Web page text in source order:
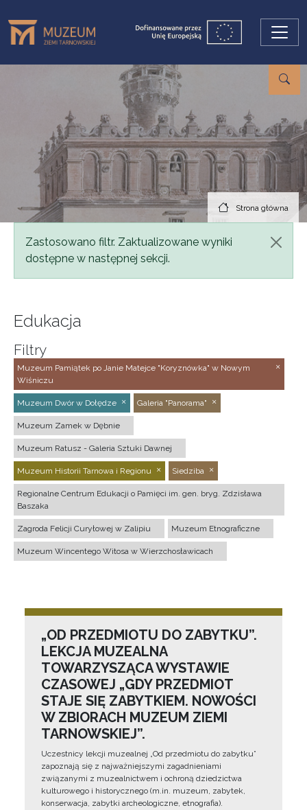
Strona główna
Komunikat
Zastosowano filtr. Zaktualizowane wyniki
dostępne w następnej sekcji.
Edukacja
Filtry
Muzeum Pamiątek po Janie Matejce "Koryznówka" w Nowym
Wiśniczu
Muzeum Dwór w Dołędze Galeria "Panorama"
Muzeum Zamek w Dębnie
Muzeum Ratusz - Galeria Sztuki Dawnej
Muzeum Historii Tarnowa i Regionu Siedziba
Regionalne Centrum Edukacji o Pamięci im. gen. bryg. Zdzisława
Baszaka
Zagroda Felicji Curyłowej w Zalipiu Muzeum Etnograficzne
Muzeum Wincentego Witosa w Wierzchosławicach
„OD PRZEDMIOTU DO ZABYTKU”.
LEKCJA MUZEALNA
TOWARZYSZĄCA WYSTAWIE
CZASOWEJ „GDY PRZEDMIOT
STAJE SIĘ ZABYTKIEM. NOWOŚCI
W ZBIORACH MUZEUM ZIEMI
TARNOWSKIEJ”.
Uczestnicy lekcji muzealnej „Od przedmiotu do zabytku”
zapoznają się z najważniejszymi zagadnieniami
związanymi z muzealnictwem i ochroną dziedzictwa
kulturowego i historycznego (m.in. muzeum, zabytek,
konserwacja, zabytki archeologiczne, etnografia).